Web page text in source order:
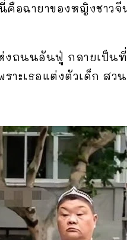
ฉายาของหญิงชาวจี
งถนนอันฟู่ กลายเป็น
ราะเธอแต่งตัวเด็ก สว